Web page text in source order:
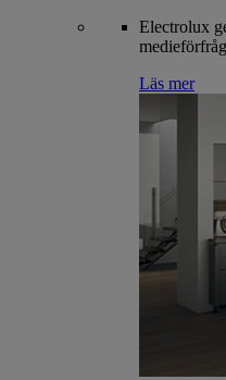
Electrolux
Läs mer